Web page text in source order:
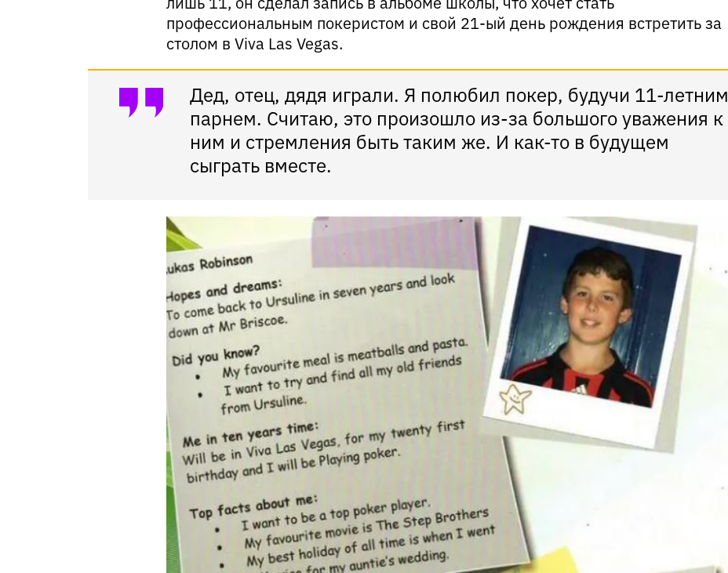
профессиональным покеристом и свой 21-ый день рождения встретить за
столом в Viva Las Vegas.
Дед, отец, дядя играли. Я полюбил покер, будучи 11-летним
парнем. Считаю, это произошло из-за большого уважения к
ним и стремления быть таким же. И как-то в будущем
сыграть вместе.